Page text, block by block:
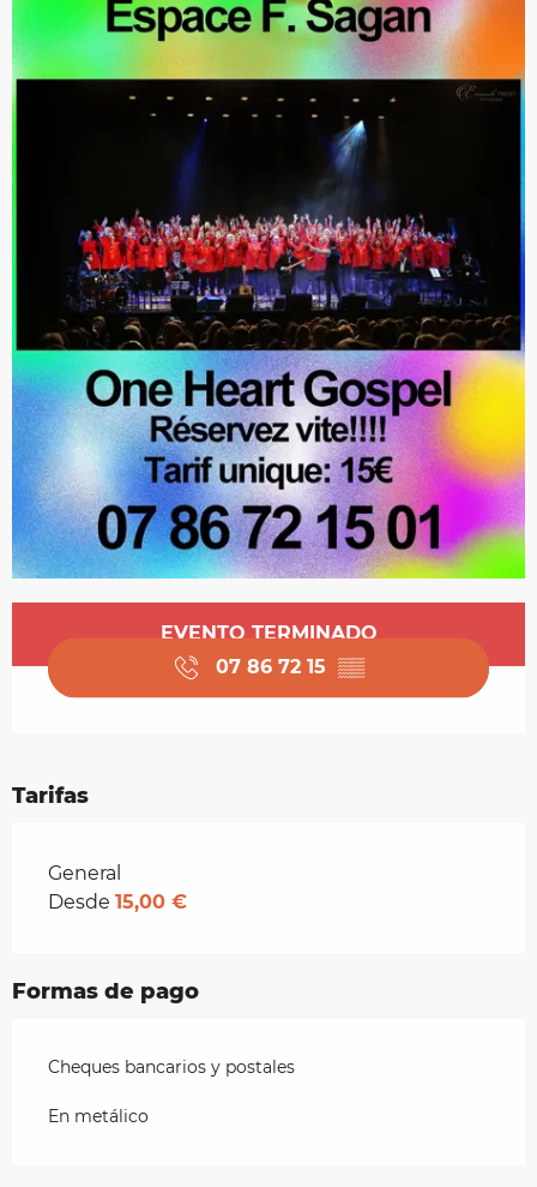
Horarios y datos de contacto
EVENTO TERMINADO
07 86 72 15 ▒▒
Tarifas
Tarifas 2026
General
Desde 15,00 €
Formas de pago
Cheques bancarios y postales
En metálico